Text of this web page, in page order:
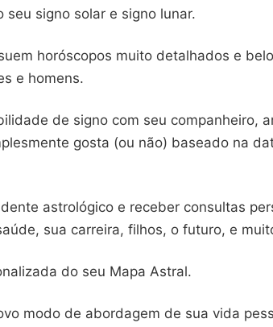
seu signo solar e signo lunar.
horóscopos muito detalhados e
e homens.
de signo com seu companheiro,
gosta (ou não) baseado na
astrológico e receber consultas
sua carreira, filhos, o futuro, e
do seu Mapa Astral.
modo de abordagem de sua vida